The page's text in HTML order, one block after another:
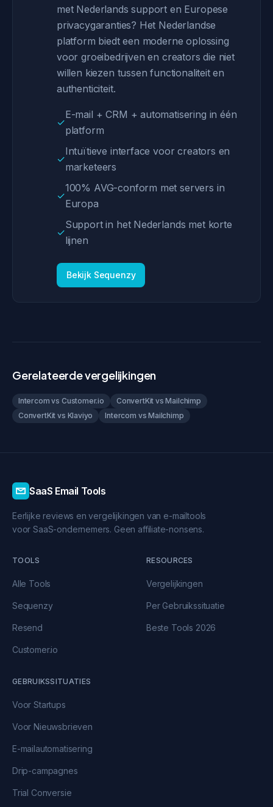
met Nederlands support en Europese
privacygaranties? Het Nederlandse
platform biedt een moderne oplossing
voor groeibedrijven en creators die niet
willen kiezen tussen functionaliteit en
authenticiteit.
✓
E-mail + CRM + automatisering in één
platform
✓
Intuïtieve interface voor creators en
marketeers
✓
100% AVG-conform met servers in
Europa
✓
Support in het Nederlands met korte
lijnen
Bekijk Sequenzy
Gerelateerde vergelijkingen
Intercom vs Customer.io
ConvertKit vs Mailchimp
ConvertKit vs Klaviyo
Intercom vs Mailchimp
SaaS Email Tools
Eerlijke reviews en vergelijkingen van e-mailtools
voor SaaS-ondernemers. Geen affiliate-nonsens.
TOOLS
Alle Tools
Sequenzy
Resend
Customer.io
RESOURCES
Vergelijkingen
Per Gebruikssituatie
Beste Tools 2026
GEBRUIKSSITUATIES
Voor Startups
Voor Nieuwsbrieven
E-mailautomatisering
Drip-campagnes
Trial Conversie